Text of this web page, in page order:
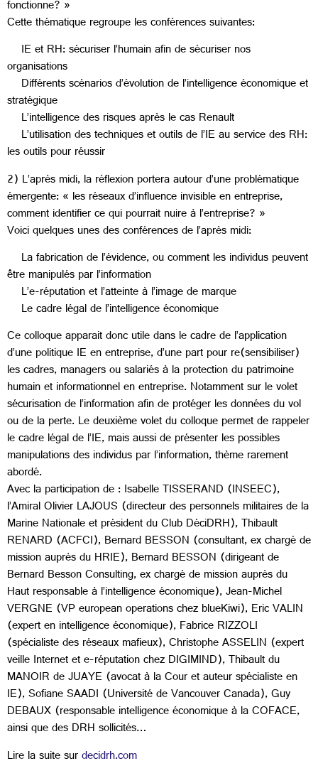
fonctionne? »
Cette thématique regroupe les conférences suivantes:
IE et RH: sécuriser l’humain afin de sécuriser nos
organisations
Différents scénarios d’évolution de l’intelligence économique et
stratégique
L’intelligence des risques après le cas Renault
L’utilisation des techniques et outils de l’IE au service des RH:
les outils pour réussir
2) L’après midi, la réflexion portera autour d’une problématique
émergente: « les réseaux d’influence invisible en entreprise,
comment identifier ce qui pourrait nuire à l’entreprise? »
Voici quelques unes des conférences de l’après midi:
La fabrication de l’évidence, ou comment les individus peuvent
être manipulés par l’information
L’e-réputation et l’atteinte à l’image de marque
Le cadre légal de l’intelligence économique
Ce colloque apparait donc utile dans le cadre de l’application
d’une politique IE en entreprise, d’une part pour re(sensibiliser)
les cadres, managers ou salariés à la protection du patrimoine
humain et informationnel en entreprise. Notamment sur le volet
sécurisation de l’information afin de protéger les données du vol
ou de la perte. Le deuxième volet du colloque permet de rappeler
le cadre légal de l’IE, mais aussi de présenter les possibles
manipulations des individus par l’information, thème rarement
abordé.
Avec la participation de : Isabelle TISSERAND (INSEEC),
l’Amiral Olivier LAJOUS (directeur des personnels militaires de la
Marine Nationale et président du Club DéciDRH), Thibault
RENARD (ACFCI), Bernard BESSON (consultant, ex chargé de
mission auprès du HRIE), Bernard BESSON (dirigeant de
Bernard Besson Consulting, ex chargé de mission auprès du
Haut responsable à l’intelligence économique), Jean-Michel
VERGNE (VP european operations chez blueKiwi), Eric VALIN
(expert en intelligence économique), Fabrice RIZZOLI
(spécialiste des réseaux mafieux), Christophe ASSELIN (expert
veille Internet et e-réputation chez DIGIMIND), Thibault du
MANOIR de JUAYE (avocat à la Cour et auteur spécialiste en
IE), Sofiane SAADI (Université de Vancouver Canada), Guy
DEBAUX (responsable intelligence économique à la COFACE,
ainsi que des DRH sollicités…